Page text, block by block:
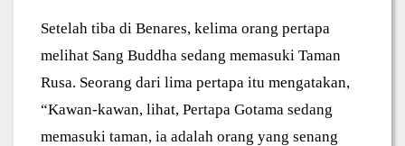
Setelah tiba di Benares, kelima orang pertapa
melihat Sang Buddha sedang memasuki Taman
Rusa. Seorang dari lima pertapa itu mengatakan,
“Kawan-kawan, lihat, Pertapa Gotama sedang
memasuki taman, ia adalah orang yang senang